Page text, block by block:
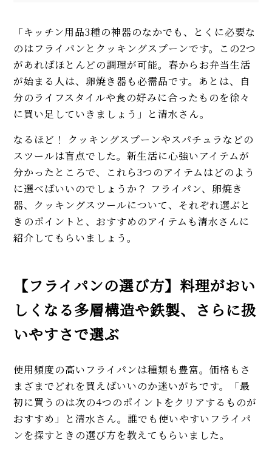
「キッチン用品3種の神器のなかでも、とくに必要な
のはフライパンとクッキングスプーンです。この2つ
があればほとんどの調理が可能。春からお弁当生活
が始まる人は、卵焼き器も必需品です。あとは、自
分のライフスタイルや食の好みに合ったものを徐々
に買い足していきましょう」と清水さん。
なるほど！ クッキングスプーンやスパチュラなどの
スツールは盲点でした。新生活に心強いアイテムが
分かったところで、これら3つのアイテムはどのよう
に選べばいいのでしょうか？ フライパン、卵焼き
器、クッキングスツールについて、それぞれ選ぶと
きのポイントと、おすすめのアイテムも清水さんに
紹介してもらいましょう。
【フライパンの選び方】料理がおい
しくなる多層構造や鉄製、さらに扱
いやすさで選ぶ
使用頻度の高いフライパンは種類も豊富。価格もさ
まざまでどれを買えばいいのか迷いがちです。「最
初に買うのは次の4つのポイントをクリアするものが
おすすめ」と清水さん。誰でも使いやすいフライパ
ンを探すときの選び方を教えてもらいました。